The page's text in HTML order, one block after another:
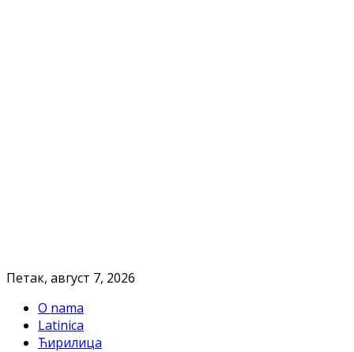
Петак, август 7, 2026
O nama
Latinica
Ћирилица